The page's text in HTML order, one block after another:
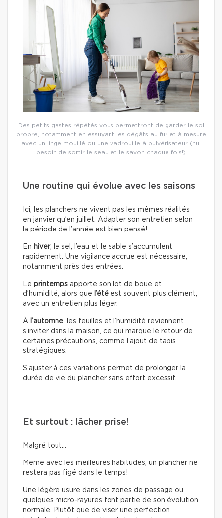
Des petits gestes répétés vous permettront de garder le sol
propre, notamment en essuyant les dégâts au fur et à mesure
avec un linge mouillé ou une vadrouille à pulvérisateur (nul
besoin de sortir le seau et le savon chaque fois!)
Une routine qui évolue avec les saisons
Ici, les planchers ne vivent pas les mêmes réalités
en janvier qu’en juillet. Adapter son entretien selon
la période de l’année est bien pensé!
En hiver, le sel, l’eau et le sable s’accumulent
rapidement. Une vigilance accrue est nécessaire,
notamment près des entrées.
Le printemps apporte son lot de boue et
d’humidité, alors que l’été est souvent plus clément,
avec un entretien plus léger.
À l’automne , les feuilles et l’humidité reviennent
s’inviter dans la maison, ce qui marque le retour de
certaines précautions, comme l’ajout de tapis
stratégiques.
S’ajuster à ces variations permet de prolonger la
durée de vie du plancher sans effort excessif.
Et surtout : lâcher prise!
Malgré tout…
Même avec les meilleures habitudes, un plancher ne
restera pas figé dans le temps!
Une légère usure dans les zones de passage ou
quelques micro-rayures font partie de son évolution
normale. Plutôt que de viser une perfection